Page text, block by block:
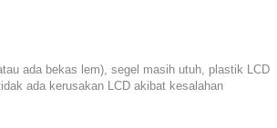
ada bekas lem), segel masih utuh, plastik LCD
ada kerusakan LCD akibat kesalahan